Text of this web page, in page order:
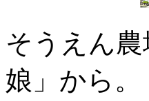
そうえん
娘」から。